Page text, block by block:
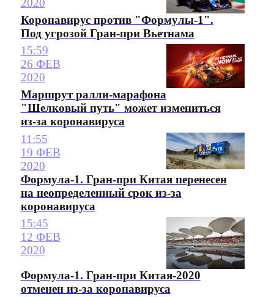
2020
Коронавирус против "Формулы-1".
Под угрозой Гран-при Вьетнама
15:59
26 ФЕВ
2020
Маршрут ралли-марафона
"Шелковый путь" может измениться
из-за коронавируса
11:55
19 ФЕВ
2020
Формула-1. Гран-при Китая перенесен
на неопределенный срок из-за
коронавируса
15:45
12 ФЕВ
2020
Формула-1. Гран-при Китая-2020
отменен из-за коронавируса